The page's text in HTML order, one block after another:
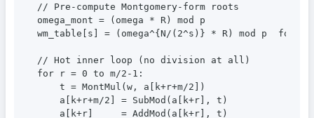
// Pre-compute Montgomery-form roots
omega_mont = (omega * R) mod p
wm_table[s] = (omega^{N/(2^s)} * R) mod p  for s
// Hot inner loop (no division at all)
for r = 0 to m/2-1:
    t = MontMul(w, a[k+r+m/2])
    a[k+r+m/2] = SubMod(a[k+r], t)
    a[k+r]     = AddMod(a[k+r], t)